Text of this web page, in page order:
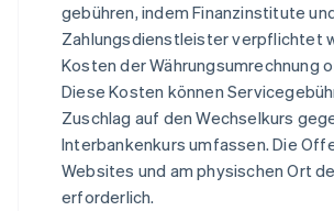
gebühren, indem Finanzinstitute
Zahlungsdienstleister verpflichtet
Kosten der Währungsumrechnung
Diese Kosten können
Zuschlag auf den Wechselkurs
Interbankenkurs umfassen. Die
Websites und am physischen Ort
erforderlich.